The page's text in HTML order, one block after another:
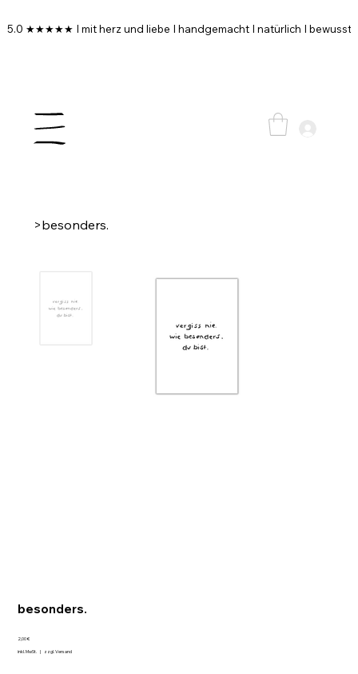
5.0 ★★★★★ I mit herz und liebe I handgemacht I natürlich I bewusst
>besonders.
besonders.
Preis
2,00 €
inkl. MwSt. | zzgl. Versand